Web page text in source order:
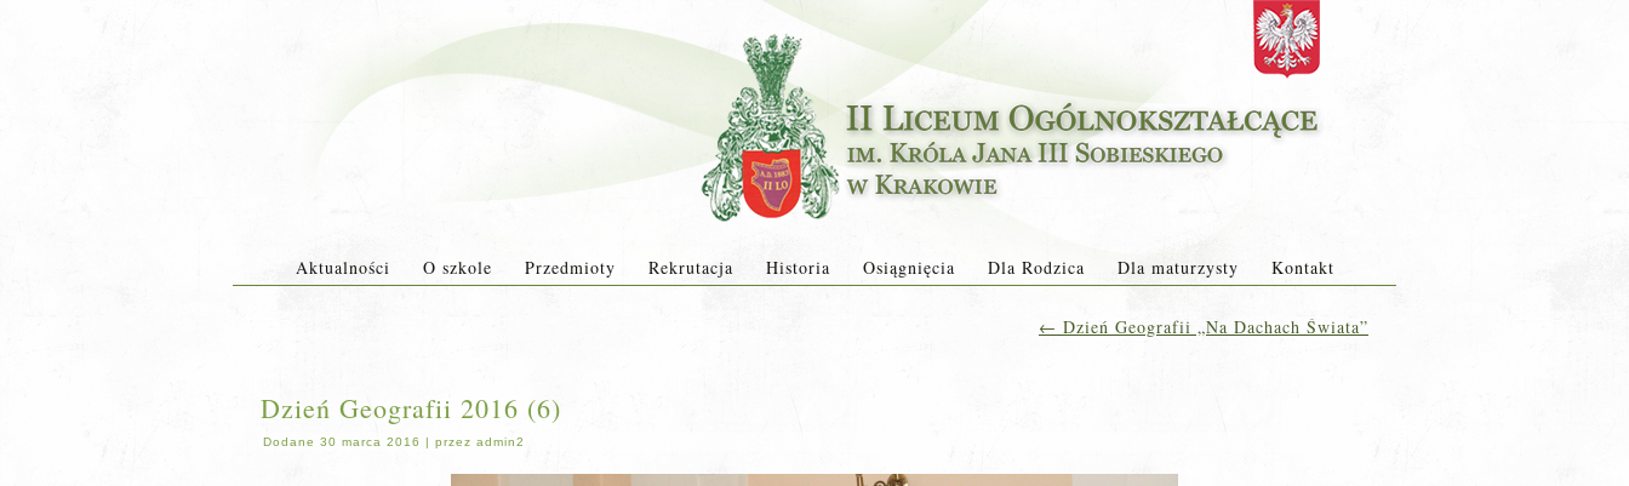
Aktualności O szkole Przedmioty Rekrutacja Historia Osiągnięcia Dla Rodzica Dla maturzysty Kontakt
← Dzień Geografii „Na Dachach Świata”
Dzień Geografii 2016 (6)
Dodane 30 marca 2016 | przez admin2